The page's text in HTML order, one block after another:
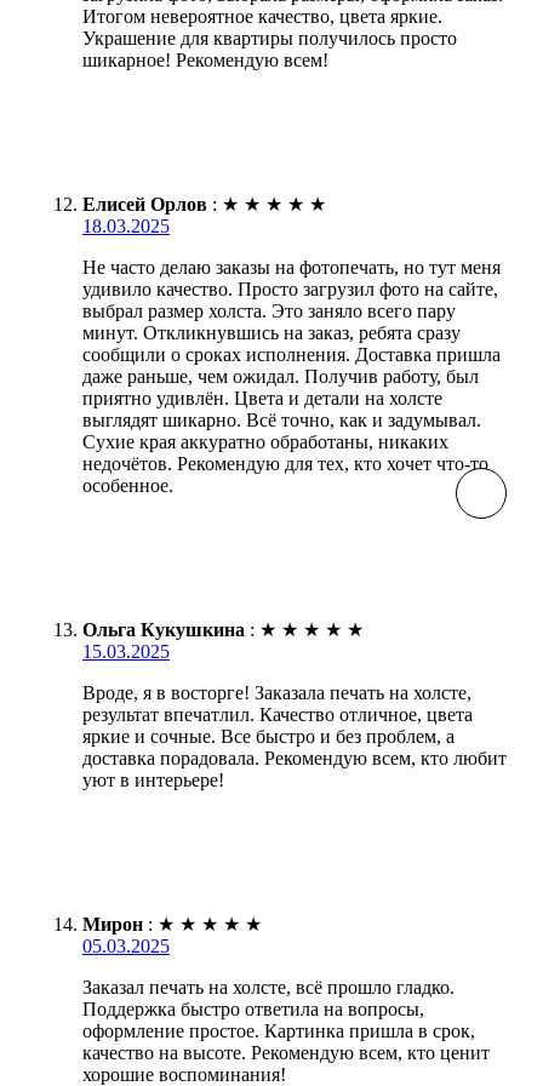
Итогом невероятное качество, цвета яркие.
Украшение для квартиры получилось просто
шикарное! Рекомендую всем!
Елисей Орлов : ★ ★ ★ ★ ★
18.03.2025
Не часто делаю заказы на фотопечать, но тут меня
удивило качество. Просто загрузил фото на сайте,
выбрал размер холста. Это заняло всего пару
минут. Откликнувшись на заказ, ребята сразу
сообщили о сроках исполнения. Доставка пришла
даже раньше, чем ожидал. Получив работу, был
приятно удивлён. Цвета и детали на холсте
выглядят шикарно. Всё точно, как и задумывал.
Сухие края аккуратно обработаны, никаких
недочётов. Рекомендую для тех, кто хочет что-то
особенное.
Ольга Кукушкина : ★ ★ ★ ★ ★
15.03.2025
Вроде, я в восторге! Заказала печать на холсте,
результат впечатлил. Качество отличное, цвета
яркие и сочные. Все быстро и без проблем, а
доставка порадовала. Рекомендую всем, кто любит
уют в интерьере!
Мирон : ★ ★ ★ ★ ★
05.03.2025
Заказал печать на холсте, всё прошло гладко.
Поддержка быстро ответила на вопросы,
оформление простое. Картинка пришла в срок,
качество на высоте. Рекомендую всем, кто ценит
хорошие воспоминания!